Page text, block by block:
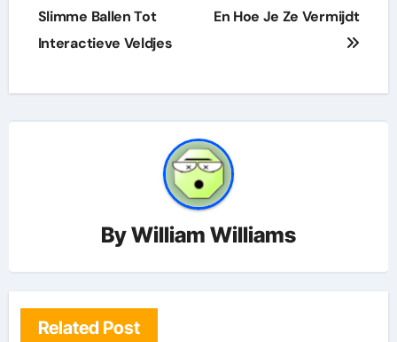
Slimme Ballen Tot
Interactieve Veldjes
En Hoe Je Ze Vermijdt
ByWilliam Williams
Related Post